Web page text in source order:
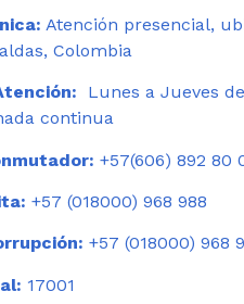
Atención presencial,
Colombia
Lunes a Jueves
continua
+57(606) 892 80
+57 (018000) 968 988
+57 (018000) 968
17001